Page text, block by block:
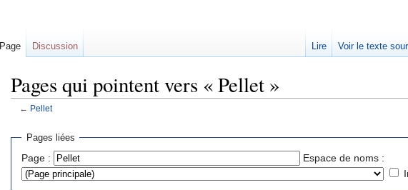
Pages qui pointent vers « Pellet »
← Pellet
Pages liées
Page :
Espace de noms :
Page Discussion Lire Voir le texte